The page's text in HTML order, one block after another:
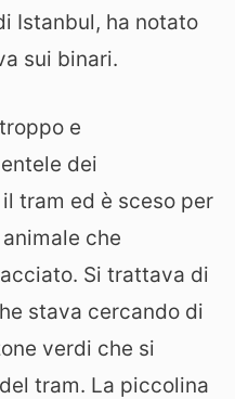
Istanbul, ha notato
sui binari.
e
dei
tram ed è sceso per
che
Si trattava di
stava cercando di
verdi che si
tram. La piccolina